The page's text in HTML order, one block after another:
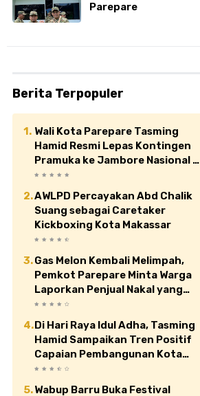
Parepare
Berita Terpopuler
Wali Kota Parepare Tasming
Hamid Resmi Lepas Kontingen
Pramuka ke Jambore Nasional XII
di Cibubur
AWLPD Percayakan Abd Chalik
Suang sebagai Caretaker
Kickboxing Kota Makassar
Gas Melon Kembali Melimpah,
Pemkot Parepare Minta Warga
Laporkan Penjual Nakal yang
Jual di Atas HET
Di Hari Raya Idul Adha, Tasming
Hamid Sampaikan Tren Positif
Capaian Pembangunan Kota
Parepare
Wabup Barru Buka Festival